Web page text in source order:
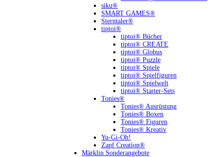
siku®
SMART GAMES®
Sterntaler®
tiptoi®
tiptoi® Bücher
tiptoi® CREATE
tiptoi® Globus
tiptoi® Puzzle
tiptoi® Spiele
tiptoi® Spielfiguren
tiptoi® Spielwelt
tiptoi® Starter-Sets
Tonies®
Tonies® Ausrüstung
Tonies® Boxen
Tonies® Figuren
Tonies® Kreativ
Yu-Gi-Oh!
Zapf Creation®
Märklin Sonderangebote